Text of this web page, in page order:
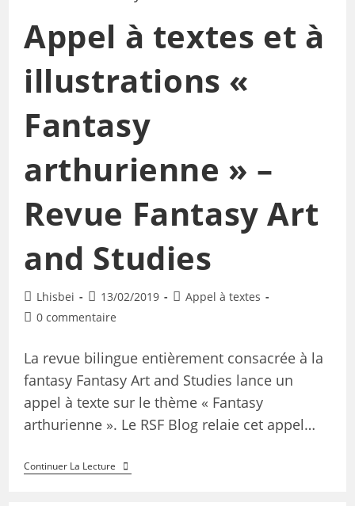
Appel à textes et à
illustrations «
Fantasy
arthurienne » –
Revue Fantasy Art
and Studies
Lhisbei 13/02/2019
Appel à textes
0 commentaire
La revue bilingue entièrement consacrée à la
fantasy Fantasy Art and Studies lance un
appel à texte sur le thème « Fantasy
arthurienne ». Le RSF Blog relaie cet appel…
Continuer La Lecture